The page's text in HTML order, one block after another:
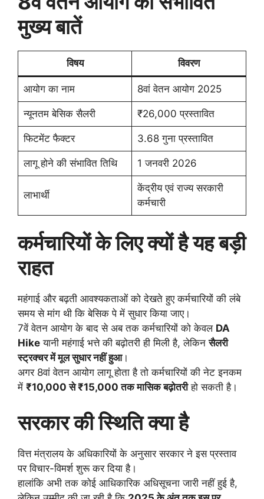
मुख्य बातें
विषय विवरण
आयोग का नाम 8वां वेतन आयोग 2025
न्यूनतम बेसिक सैलरी ₹26,000 प्रस्तावित
फिटमेंट फैक्टर 3.68 गुना प्रस्तावित
लागू होने की संभावित तिथि 1 जनवरी 2026
लाभार्थी
केंद्रीय एवं राज्य सरकारी
कर्मचारी
कर्मचारियों के लिए क्यों है यह बड़ी
राहत
महंगाई और बढ़ती आवश्यकताओं को देखते हुए कर्मचारियों की लंबे
समय से मांग थी कि बेसिक पे में सुधार किया जाए।
7वें वेतन आयोग के बाद से अब तक कर्मचारियों को केवल DA
Hike यानी महंगाई भत्ते की बढ़ोतरी ही मिली है, लेकिनसैलरी
स्ट्रक्चर में मूल सुधार नहीं हुआ।
अगर 8वां वेतन आयोग लागू होता है तो कर्मचारियों की नेट इनकम
में ₹10,000 से ₹15,000 तक मासिक बढ़ोतरीहो सकती है।
सरकार की स्थिति क्या है
वित्त मंत्रालय के अधिकारियों के अनुसार सरकार ने इस प्रस्ताव
पर विचार-विमर्श शुरू कर दिया है।
हालांकि अभी तक कोई आधिकारिक अधिसूचना जारी नहीं हुई है,